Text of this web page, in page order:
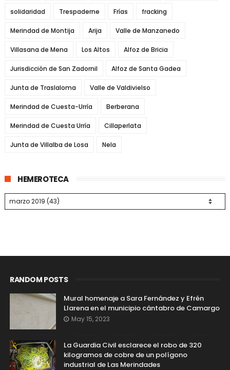
solidaridad Trespaderne Frías fracking
Merindad de Montija Arija Valle de Manzanedo
Villasana de Mena Los Altos Alfoz de Bricia
Jurisdicción de San Zadornil Alfoz de Santa Gadea
Junta de Traslaloma Valle de Valdivielso
Merindad de Cuesta-Urría Berberana
Merindad de Cuesta Urría Cillaperlata
Junta de Villalba de Losa Nela
HEMEROTECA
RANDOM POSTS
Mural homenaje a Sara Fernández y Efrén
Llarena en el municipio cántabro de Camargo
May 15, 2023
La Guardia Civil esclarece el robo de 320
kilogramos de cobre de un polígono
industrial de Las Merindades